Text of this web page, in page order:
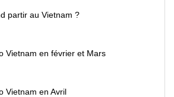
partir au Vietnam ?
Vietnam en février et Mars
Vietnam en Avril